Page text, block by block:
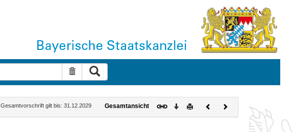
Suche zurücksetzen
Gesamtvorschrift gilt bis: 31.12.2029 Gesamtansicht Download
DruckenVorherigesNächstes
Dokument